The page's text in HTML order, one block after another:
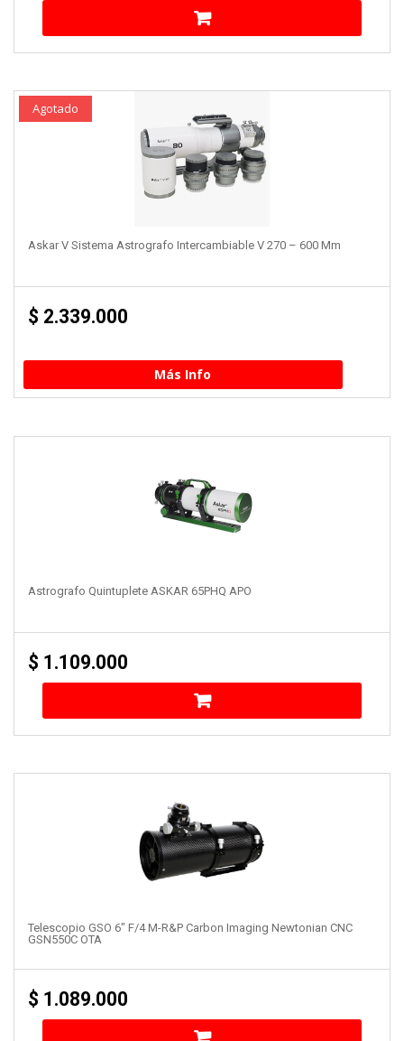
Agotado
Askar V Sistema Astrografo Intercambiable V 270 – 600 Mm
$ 2.339.000
Más Info
Astrografo Quintuplete ASKAR 65PHQ APO
$ 1.109.000
Telescopio GSO 6″ F/4 M-R&P Carbon Imaging Newtonian CNC
GSN550C OTA
$ 1.089.000